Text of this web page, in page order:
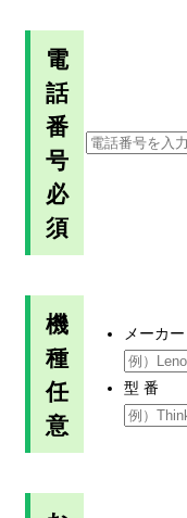
電
話
番
号
必
須
機
種
任
意
メーカー
型 番